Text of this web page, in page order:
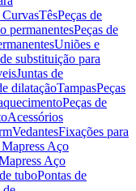
CurvasTêsPeças de
permanentesPeças de
Uniões e
substituição para
Juntas de
dilataçãoTampasPeças
Peças de
Acessórios
VedantesFixações para
Aço
Aço
tuboPontas de